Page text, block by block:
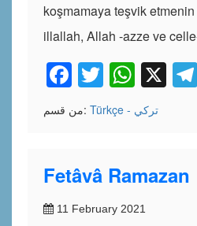
koşmamaya teşvik
illallah, Allah -azze ve
Facebook
TwitterX
من قسم: Türkçe - تركي
Fetâvâ Ramazan
11 February 2021